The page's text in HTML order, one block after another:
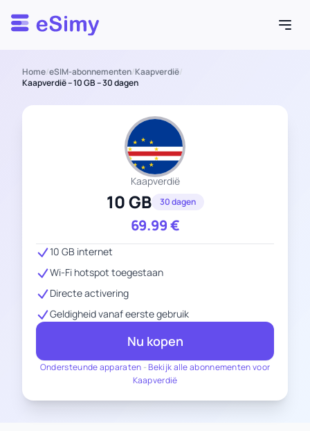
Esimy
Home/eSIM-abonnementen/Kaapverdië/
Kaapverdië – 10 GB – 30 dagen
Kaapverdië
10 GB 30 dagen
69.99€
Ondersteunde apparaten -Bekijk alle abonnementen voor
Kaapverdië
10 GB internet
Wi-Fi hotspot toegestaan
Directe activering
Geldigheid vanaf eerste gebruik
Nu kopen